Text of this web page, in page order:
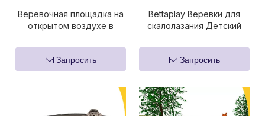
Веревочная площадка на
открытом воздухе в
Bettaplay
Запросить
Bettaplay Веревки для
скалолазания Детский
Приключенческое
оборудование
Запросить